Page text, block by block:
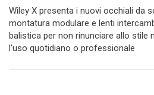
Wiley X presenta i nuovi occhiali da
montatura modulare e lenti
balistica per non rinunciare allo stile
l'uso quotidiano o professionale